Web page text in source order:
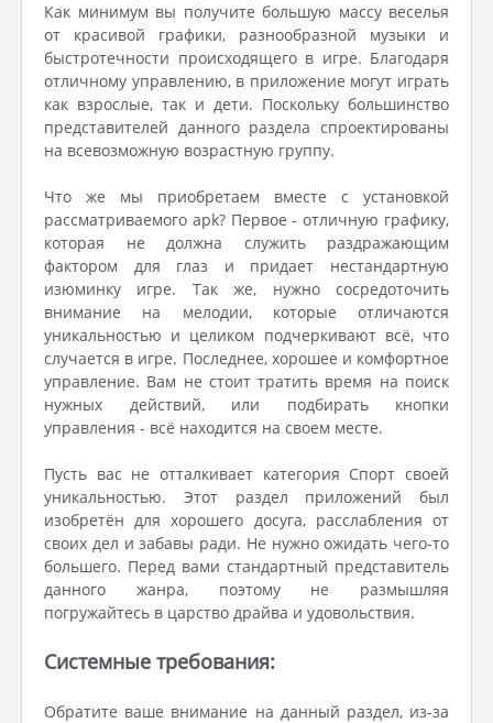
Как минимум вы получите большую массу веселья
от красивой графики, разнообразной музыки и
быстротечности происходящего в игре. Благодаря
отличному управлению, в приложение могут играть
как взрослые, так и дети. Поскольку большинство
представителей данного раздела спроектированы
на всевозможную возрастную группу.
Что же мы приобретаем вместе с установкой
рассматриваемого apk? Первое - отличную графику,
которая не должна служить раздражающим
фактором для глаз и придает нестандартную
изюминку игре. Так же, нужно сосредоточить
внимание на мелодии, которые отличаются
уникальностью и целиком подчеркивают всё, что
случается в игре. Последнее, хорошее и комфортное
управление. Вам не стоит тратить время на поиск
нужных действий, или подбирать кнопки
управления - всё находится на своем месте.
Пусть вас не отталкивает категория Спорт своей
уникальностью. Этот раздел приложений был
изобретён для хорошего досуга, расслабления от
своих дел и забавы ради. Не нужно ожидать чего-то
большего. Перед вами стандартный представитель
данного жанра, поэтому не размышляя
погружайтесь в царство драйва и удовольствия.
Системные требования:
Обратите ваше внимание на данный раздел, из-за